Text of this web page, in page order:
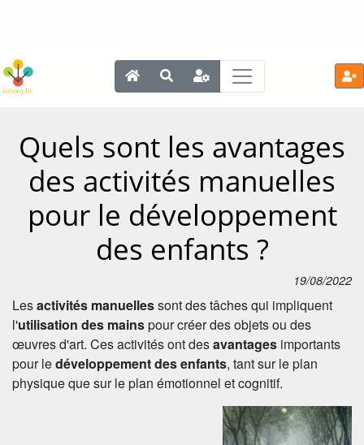
Quels sont les avantages
des activités manuelles
pour le développement
des enfants ?
19/08/2022
Lesactivités manuellessont des tâches qui impliquent
l'utilisation des mainspour créer des objets ou des
œuvres d'art. Ces activités ont desavantages importants
pour ledéveloppement des enfants, tant sur le plan
physique que sur le plan émotionnel et cognitif.